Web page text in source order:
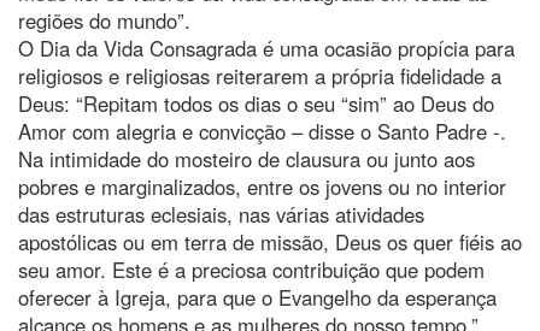
regiões do mundo”.
O Dia da Vida Consagrada é uma ocasião propícia para
religiosos e religiosas reiterarem a própria fidelidade a
Deus: “Repitam todos os dias o seu “sim” ao Deus do
Amor com alegria e convicção – disse o Santo Padre -.
Na intimidade do mosteiro de clausura ou junto aos
pobres e marginalizados, entre os jovens ou no interior
das estruturas eclesiais, nas várias atividades
apostólicas ou em terra de missão, Deus os quer fiéis ao
seu amor. Este é a preciosa contribuição que podem
oferecer à Igreja, para que o Evangelho da esperança
alcance os homens e as mulheres do nosso tempo.”